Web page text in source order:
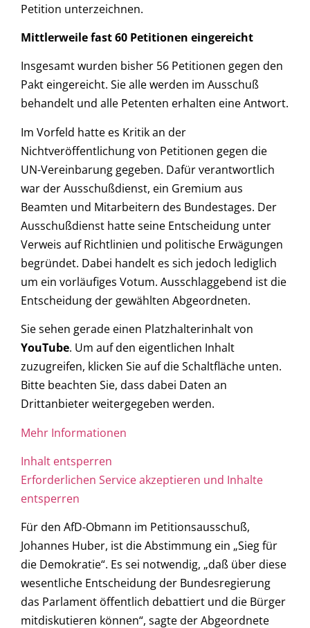
Petition unterzeichnen.
Mittlerweile fast 60 Petitionen eingereicht
Insgesamt wurden bisher 56 Petitionen gegen den
Pakt eingereicht. Sie alle werden im Ausschuß
behandelt und alle Petenten erhalten eine Antwort.
Im Vorfeld hatte es Kritik an der
Nichtveröffentlichung von Petitionen gegen die
UN-Vereinbarung gegeben. Dafür verantwortlich
war der Ausschußdienst, ein Gremium aus
Beamten und Mitarbeitern des Bundestages. Der
Ausschußdienst hatte seine Entscheidung unter
Verweis auf Richtlinien und politische Erwägungen
begründet. Dabei handelt es sich jedoch lediglich
um ein vorläufiges Votum. Ausschlaggebend ist die
Entscheidung der gewählten Abgeordneten.
Sie sehen gerade einen Platzhalterinhalt von
YouTube. Um auf den eigentlichen Inhalt
zuzugreifen, klicken Sie auf die Schaltfläche unten.
Bitte beachten Sie, dass dabei Daten an
Drittanbieter weitergegeben werden.
Mehr Informationen
Inhalt entsperren
Erforderlichen Service akzeptieren und Inhalte
entsperren
Für den AfD-Obmann im Petitionsausschuß,
Johannes Huber, ist die Abstimmung ein „Sieg für
die Demokratie“. Es sei notwendig, „daß über diese
wesentliche Entscheidung der Bundesregierung
das Parlament öffentlich debattiert und die Bürger
mitdiskutieren können“, sagte der Abgeordnete